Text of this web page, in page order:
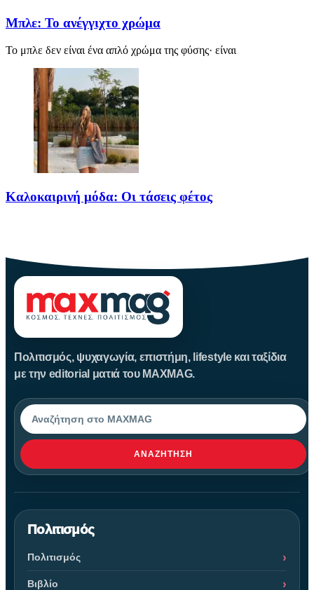
Μπλε: Το ανέγγιχτο χρώμα
Το μπλε δεν είναι ένα απλό χρώμα της φύσης· είναι
Καλοκαιρινή μόδα: Οι τάσεις φέτος
Πολιτισμός, ψυχαγωγία, επιστήμη, lifestyle και ταξίδια
με την editorial ματιά του MAXMAG.
Αναζήτηση
ΑΝΑΖΉΤΗΣΗ
Πολιτισμός
Πολιτισμός
Βιβλίο